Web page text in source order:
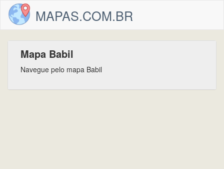
MAPAS.COM.BR
Mapa Babil
Navegue pelo mapa Babil